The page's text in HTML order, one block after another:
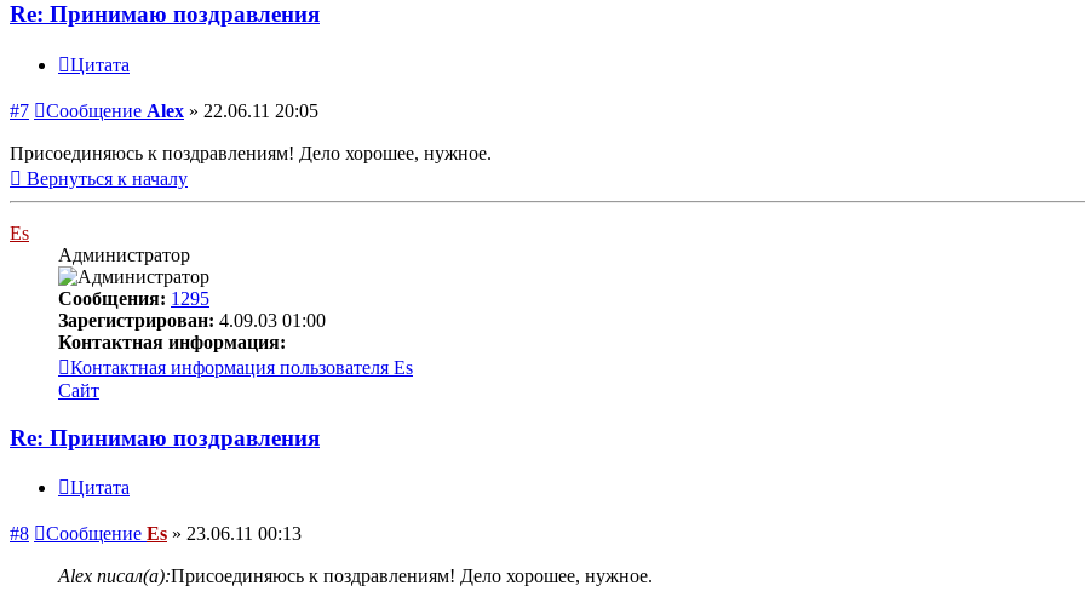
Re: Принимаю поздравления
Цитата
#7 Сообщение Alex » 22.06.11 20:05
Присоединяюсь к поздравлениям! Дело хорошее, нужное.
Вернуться к началу
Es
Администратор
Сообщения: 1295
Зарегистрирован: 4.09.03 01:00
Контактная информация:
Контактная информация пользователя Es
Сайт
Re: Принимаю поздравления
Цитата
#8 Сообщение Es » 23.06.11 00:13
Alex писал(а):Присоединяюсь к поздравлениям! Дело хорошее, нужное.